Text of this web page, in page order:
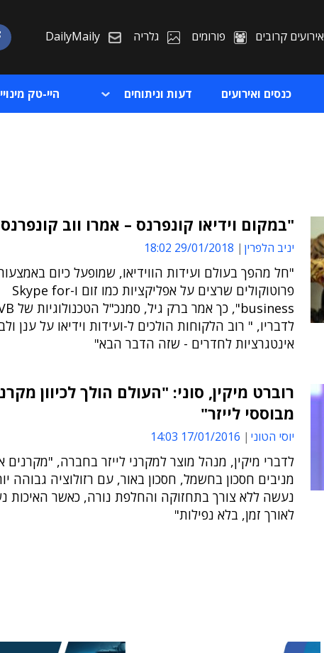
אירועים קרובים פורומים גלריה DailyMaily
כנסים ואירועים דעות וניתוחים היי-טק
"במקום וידיאו קונפרנס – אמרו ווב
יניב הלפרין 29/01/2018 18:02
"חל מהפך בעולם ועידות הווידיאו, שמופעל כיום
פרוטוקולים שרצים על אפליקציות כמו זום ו-Skype for
לדבריו, " רוב הלקוחות הולכים ל-ועידות וידיאו על ענן
אינטגרציות לחדרים - שזה הדבר הבא"
רוברט מיקין, סוני: "העולם הולך לכיוון
מבוססי לייזר"
יוסי הטוני 17/01/2016 14:03
לדברי מיקין, מנהל מוצר למקרני לייזר בחברה, "מקרנים
מניבים חסכון בחשמל, חסכון באור, עם רזולוציה גבוהה
נעשה ללא צורך בתחזוקה והחלפת נורה, כאשר האיכות
לאורך זמן, בלא נפילות"